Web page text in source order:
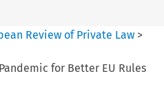
Review of Private Law >
for Better EU Rules